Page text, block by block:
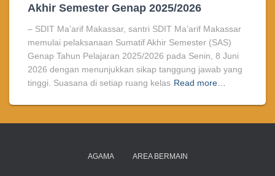
Akhir Semester Genap 2025/2026
– SDIT Ma’arif Makassar, santri SDIT Ma’arif Makassar
memulai pelaksanaan Sumatif Akhir Semester (SAS)
Genap Tahun Pelajaran 2025/2026 pada Senin, 8 Juni
2026 dengan menunjukkan sikap tanggung jawab yang
tinggi. Suasana di setiap ruang kelas Read more…
AGAMA AREA BERMAIN